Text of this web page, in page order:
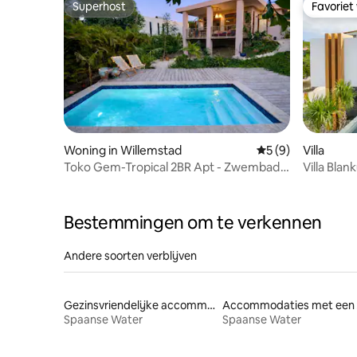
Superhost
Superhost
Woning in Willemstad Gemiddelde
5 (9)
Toko Gem-Tropical 2BR Apt - Zwembad
Villa
Villa
Bestemmingen om te verkennen
Andere soorten verblijven
Gezinsvriendelijke accommodaties
Spaanse Water
Spaanse Water